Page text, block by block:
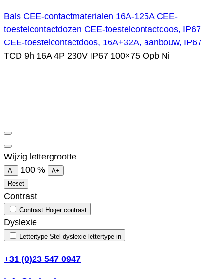
Bals CEE-contactmaterialen 16A-125A CEE-
toestelcontactdozen CEE-toestelcontactdoos, IP67
CEE-toestelcontactdoos, 16A+32A, aanbouw, IP67
TCD 9h 16A 4P 230V IP67 100×75 Opb Ni
Wijzig lettergrootte
A- 100 %
A+
Reset
Contrast
Contrast Hoger contrast
Dyslexie
Lettertype Stel dyslexie lettertype in
+31 (0)23 547 0947